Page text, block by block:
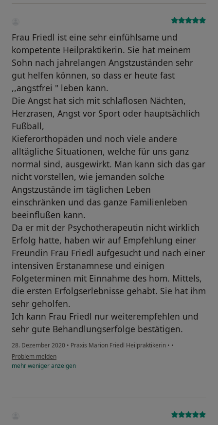
Frau Friedl ist eine sehr einfühlsame und
kompetente Heilpraktikerin. Sie hat meinem
Sohn nach jahrelangen Angstzuständen sehr
gut helfen können, so dass er heute fast
,,angstfrei " leben kann.
Die Angst hat sich mit schlaflosen Nächten,
Herzrasen, Angst vor Sport oder hauptsächlich
Fußball,
Kieferorthopäden und noch viele andere
alltägliche Situationen, welche für uns ganz
normal sind, ausgewirkt. Man kann sich das gar
nicht vorstellen, wie jemanden solche
Angstzustände im täglichen Leben
einschränken und das ganze Familienleben
beeinflußen kann.
Da er mit der Psychotherapeutin nicht wirklich
Erfolg hatte, haben wir auf Empfehlung einer
Freundin Frau Friedl aufgesucht und nach einer
intensiven Erstanamnese und einigen
Folgeterminen mit Einnahme des hom. Mittels,
die ersten Erfolgserlebnisse gehabt. Sie hat ihm
sehr geholfen.
Ich kann Frau Friedl nur weiterempfehlen und
sehr gute Behandlungserfolge bestätigen.
28. Dezember 2020 • Praxis Marion Friedl Heilpraktikerin • •
Problem melden
mehrwenigeranzeigen